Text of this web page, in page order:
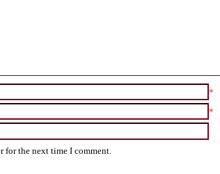
*
*
for the next time I comment.